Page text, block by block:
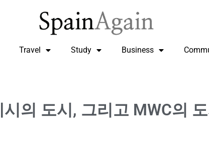
Travel Study Business
의 도시, 그리고 MWC의